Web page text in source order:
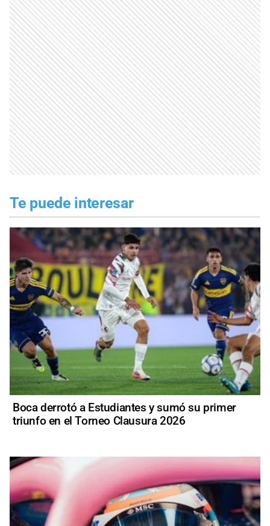
Te puede interesar
Boca derrotó a Estudiantes y sumó su primer
triunfo en el Torneo Clausura 2026